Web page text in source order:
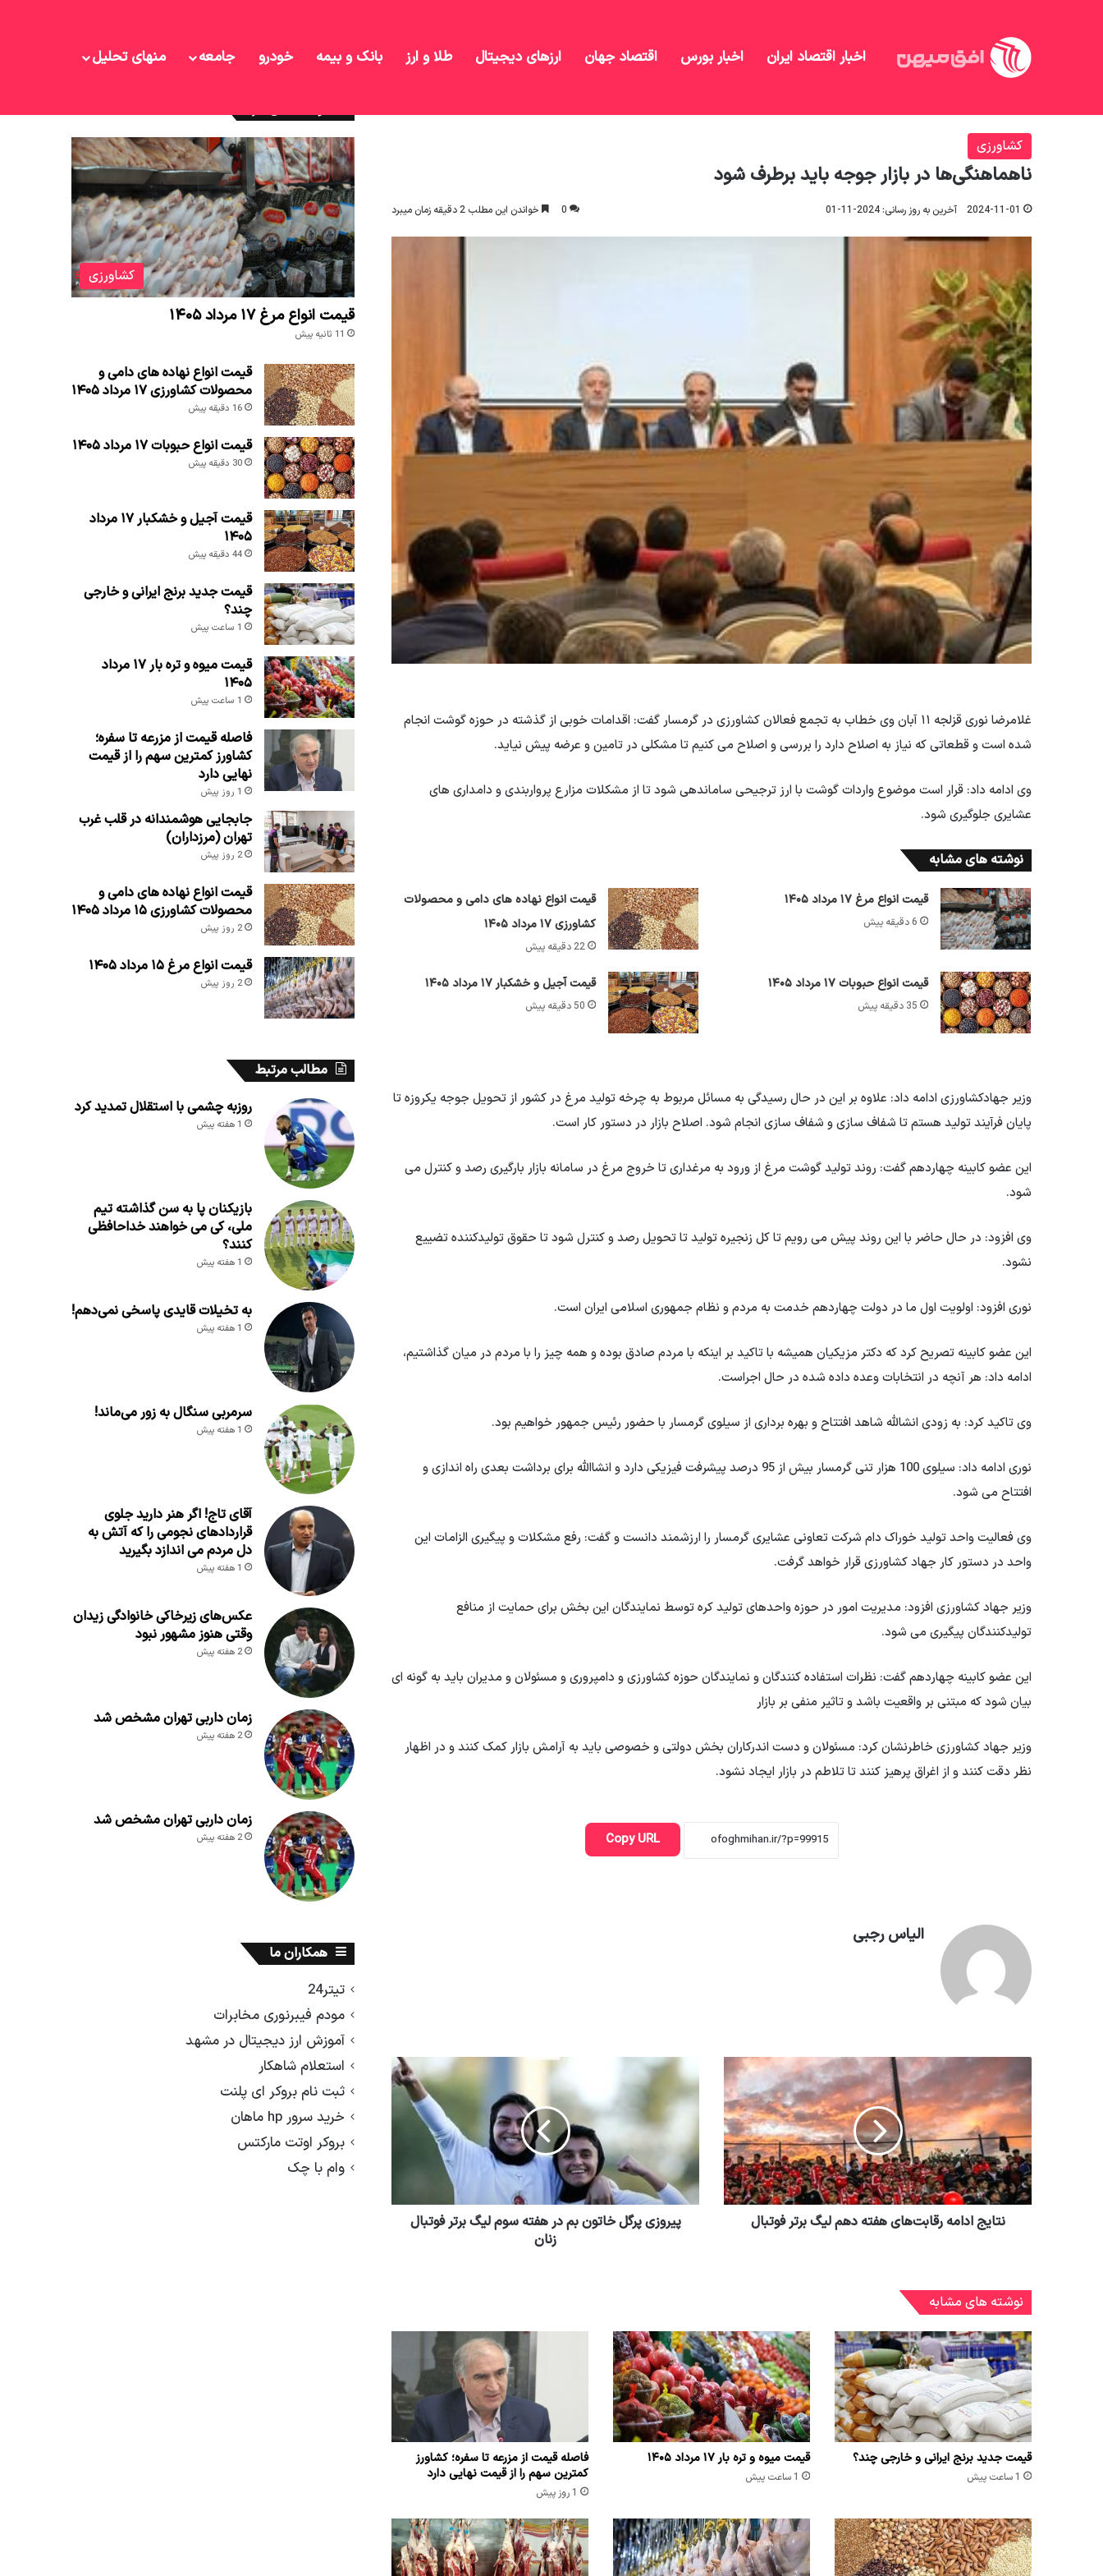
اخبار اقتصاد ایران اخبار بورس اقتصاد جهان ارزهای دیجیتال طلا و ارز بانک و بیمه خودرو جامعه منهای تحلیل
کشاورزی
ناهماهنگی‌ها در بازار جوجه باید برطرف شود
2024-11-01 آخرین به روز رسانی: 2024-11-01 0 خواندن این مطلب 2 دقیقه زمان میبرد
غلامرضا نوری قزلجه ۱۱ آبان وی خطاب به تجمع فعالان کشاورزی در گرمسار گفت: اقدامات خوبی از گذشته در حوزه گوشت انجام
شده است و قطعاتی که نیاز به اصلاح دارد را بررسی و اصلاح می کنیم تا مشکلی در تامین و عرضه پیش نیاید.
وی ادامه داد: قرار است موضوع واردات گوشت با ارز ترجیحی ساماندهی شود تا از مشکلات مزارع پرواربندی و دامداری های
عشایری جلوگیری شود.
نوشته های مشابه
قیمت انواع مرغ ۱۷ مرداد ۱۴۰۵
6 دقیقه پیش
قیمت انواع نهاده های دامی و محصولات
کشاورزی ۱۷ مرداد ۱۴۰۵
22 دقیقه پیش
قیمت انواع حبوبات ۱۷ مرداد ۱۴۰۵
35 دقیقه پیش
قیمت آجیل و خشکبار ۱۷ مرداد ۱۴۰۵
50 دقیقه پیش
وزیر جهادکشاورزی ادامه داد: علاوه بر این در حال رسیدگی به مسائل مربوط به چرخه تولید مرغ در کشور از تحویل جوجه یکروزه تا
پایان فرآیند تولید هستم تا شفاف سازی و شفاف سازی انجام شود. اصلاح بازار در دستور کار است.
این عضو کابینه چهاردهم گفت: روند تولید گوشت مرغ از ورود به مرغداری تا خروج مرغ در سامانه بازار بارگیری رصد و کنترل می
شود.
وی افزود: در حال حاضر با این روند پیش می رویم تا کل زنجیره تولید تا تحویل رصد و کنترل شود تا حقوق تولیدکننده تضییع
نشود.
نوری افزود: اولویت اول ما در دولت چهاردهم خدمت به مردم و نظام جمهوری اسلامی ایران است.
این عضو کابینه تصریح کرد که دکتر مزیکیان همیشه با تاکید بر اینکه با مردم صادق بوده و همه چیز را با مردم در میان گذاشتیم،
ادامه داد: هر آنچه در انتخابات وعده داده شده در حال اجراست.
وی تاکید کرد: به زودی انشالله شاهد افتتاح و بهره برداری از سیلوی گرمسار با حضور رئیس جمهور خواهیم بود.
نوری ادامه داد: سیلوی 100 هزار تنی گرمسار بیش از 95 درصد پیشرفت فیزیکی دارد و انشاالله برای برداشت بعدی راه اندازی و
افتتاح می شود.
وی فعالیت واحد تولید خوراک دام شرکت تعاونی عشایری گرمسار را ارزشمند دانست و گفت: رفع مشکلات و پیگیری الزامات این
واحد در دستور کار جهاد کشاورزی قرار خواهد گرفت.
وزیر جهاد کشاورزی افزود: مدیریت امور در حوزه واحدهای تولید کره توسط نمایندگان این بخش برای حمایت از منافع
تولیدکنندگان پیگیری می شود.
این عضو کابینه چهاردهم گفت: نظرات استفاده کنندگان و نمایندگان حوزه کشاورزی و دامپروری و مسئولان و مدیران باید به گونه ای
بیان شود که مبتنی بر واقعیت باشد و تاثیر منفی بر بازار
وزیر جهاد کشاورزی خاطرنشان کرد: مسئولان و دست اندرکاران بخش دولتی و خصوصی باید به آرامش بازار کمک کنند و در اظهار
نظر دقت کنند و از اغراق پرهیز کنند تا تلاطم در بازار ایجاد نشود.
Copy URL
الیاس رجبی
نتایج ادامه رقابت‌های هفته دهم لیگ برتر فوتبال
پیروزی پرگل خاتون بم در هفته سوم لیگ برتر فوتبال
زنان
نوشته های مشابه
قیمت جدید برنج ایرانی و خارجی چند؟
1 ساعت پیش
قیمت میوه و تره بار ۱۷ مرداد ۱۴۰۵
1 ساعت پیش
فاصله قیمت از مزرعه تا سفره؛ کشاورز
کمترین سهم را از قیمت نهایی دارد
1 روز پیش
کشاورزی
قیمت انواع مرغ ۱۷ مرداد ۱۴۰۵
11 ثانیه پیش
قیمت انواع نهاده های دامی و
محصولات کشاورزی ۱۷ مرداد ۱۴۰۵
16 دقیقه پیش
قیمت انواع حبوبات ۱۷ مرداد ۱۴۰۵
30 دقیقه پیش
قیمت آجیل و خشکبار ۱۷ مرداد
۱۴۰۵
44 دقیقه پیش
قیمت جدید برنج ایرانی و خارجی
چند؟
1 ساعت پیش
قیمت میوه و تره بار ۱۷ مرداد
۱۴۰۵
1 ساعت پیش
فاصله قیمت از مزرعه تا سفره؛
کشاورز کمترین سهم را از قیمت
نهایی دارد
1 روز پیش
جابجایی هوشمندانه در قلب غرب
تهران (مرزداران)
2 روز پیش
قیمت انواع نهاده های دامی و
محصولات کشاورزی ۱۵ مرداد ۱۴۰۵
2 روز پیش
قیمت انواع مرغ ۱۵ مرداد ۱۴۰۵
2 روز پیش
مطالب مرتبط
روزبه چشمی با استقلال تمدید کرد
1 هفته پیش
بازیکنان پا به سن گذاشته تیم
ملی، کی می خواهند خداحافظی
کنند؟
1 هفته پیش
به تخیلات قایدی پاسخی نمی‌دهم!
1 هفته پیش
سرمربی سنگال به زور می‌ماند!
1 هفته پیش
آقای تاج! اگر هنر دارید جلوی
قراردادهای نجومی را که آتش به
دل مردم می اندازد بگیرید
1 هفته پیش
عکس‌های زیرخاکی خانوادگی زیدان
وقتی هنوز مشهور نبود
2 هفته پیش
زمان داربی تهران مشخص شد
2 هفته پیش
زمان داربی تهران مشخص شد
2 هفته پیش
همکاران ما
تیتر24
مودم فیبرنوری مخابرات
آموزش ارز دیجیتال در مشهد
استعلام شاهکار
ثبت نام بروکر ای پلنت
خرید سرور hp ماهان
بروکر اوتت مارکتس
وام با چک